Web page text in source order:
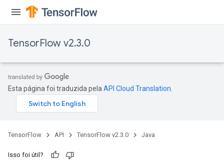
TensorFlow v2.3.0
Esta página foi traduzida pela API Cloud Translation
TensorFlow API TensorFlow v2.3.0 Java
Isso foi útil?